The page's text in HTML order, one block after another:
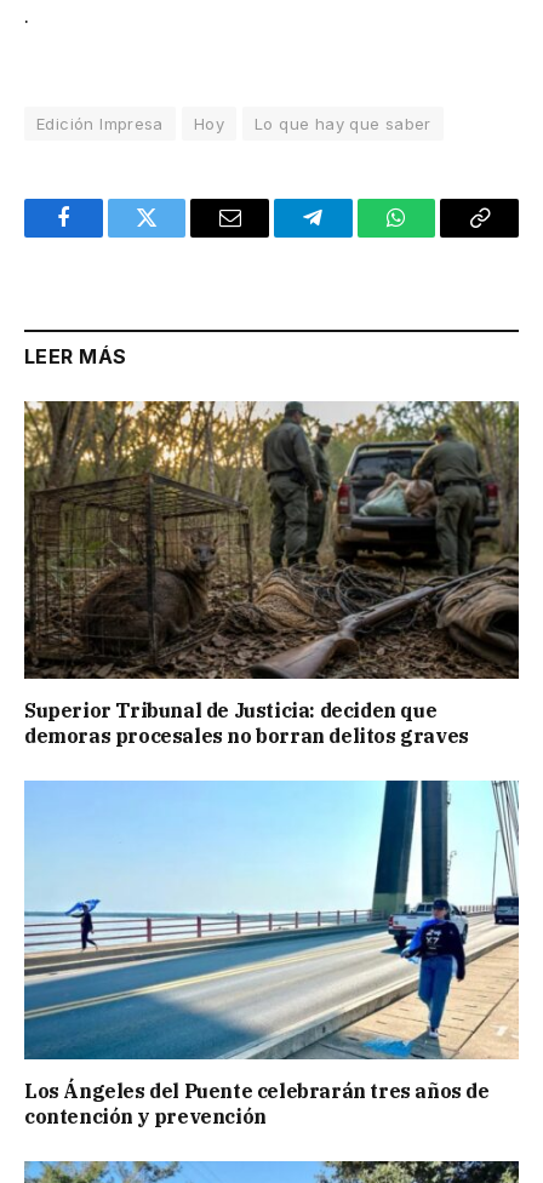
.
Edición Impresa Hoy Lo que hay que saber
FacebookTwitter Email TelegramWhatsAppCopy
LEER MÁS
Superior Tribunal de Justicia: deciden que
demoras procesales no borran delitos graves
Los Ángeles del Puente celebrarán tres años de
contención y prevención